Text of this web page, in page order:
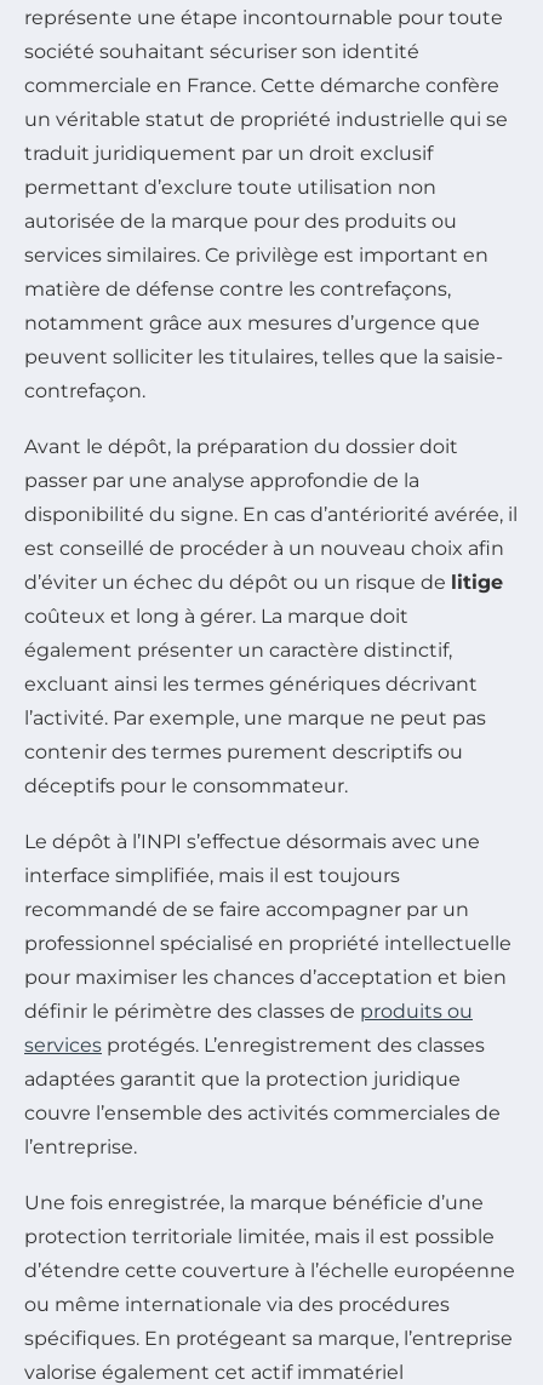
représente une étape incontournable pour toute
société souhaitant sécuriser son identité
commerciale en France. Cette démarche confère
un véritable statut de propriété industrielle qui se
traduit juridiquement par un droit exclusif
permettant d’exclure toute utilisation non
autorisée de la marque pour des produits ou
services similaires. Ce privilège est important en
matière de défense contre les contrefaçons,
notamment grâce aux mesures d’urgence que
peuvent solliciter les titulaires, telles que la saisie-
contrefaçon.
Avant le dépôt, la préparation du dossier doit
passer par une analyse approfondie de la
disponibilité du signe. En cas d’antériorité avérée, il
est conseillé de procéder à un nouveau choix afin
d’éviter un échec du dépôt ou un risque de litige
coûteux et long à gérer. La marque doit
également présenter un caractère distinctif,
excluant ainsi les termes génériques décrivant
l’activité. Par exemple, une marque ne peut pas
contenir des termes purement descriptifs ou
déceptifs pour le consommateur.
Le dépôt à l’INPI s’effectue désormais avec une
interface simplifiée, mais il est toujours
recommandé de se faire accompagner par un
professionnel spécialisé en propriété intellectuelle
pour maximiser les chances d’acceptation et bien
définir le périmètre des classes de produits ou
services protégés. L’enregistrement des classes
adaptées garantit que la protection juridique
couvre l’ensemble des activités commerciales de
l’entreprise.
Une fois enregistrée, la marque bénéficie d’une
protection territoriale limitée, mais il est possible
d’étendre cette couverture à l’échelle européenne
ou même internationale via des procédures
spécifiques. En protégeant sa marque, l’entreprise
valorise également cet actif immatériel